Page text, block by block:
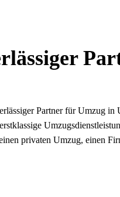
Partner für Umzug in
privaten Umzug, einen